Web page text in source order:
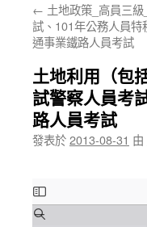
← 土地政策_高員三
試、101年公務人員
通事業鐵路人員考試
土地利用（包
試警察人員考
路人員考試
發表於2013-08-31 由